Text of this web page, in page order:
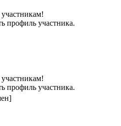
профиль участника.
профиль участника.